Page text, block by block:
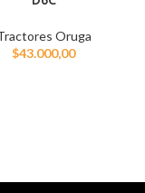
Oruga
$43.000,00